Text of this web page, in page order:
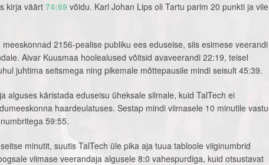
kirja väärt 74:69 võidu. Karl Johan Lips oli Tartu parim 20 punkti ja viie
2156-pealise publiku ees eduseise, siis esimese veerandi
Aivar Kuusmaa hoolealused võitsid avaveerandi 22:19, teisel
juhtima seitsmega ning pikemale mõttepausile mindi seisult 45:39.
alguses käristada eduseisu üheksale silmale, kuid TalTech ei
haardeulatuses. Sestap mindi viimasele 10 minutile vastu
59:55.
minutit, suutis TalTech üle pika aja tuua tabloole viiginumbrid
viimase veerandaja algusele 8:0 vahespurdiga, kuid otsustavat